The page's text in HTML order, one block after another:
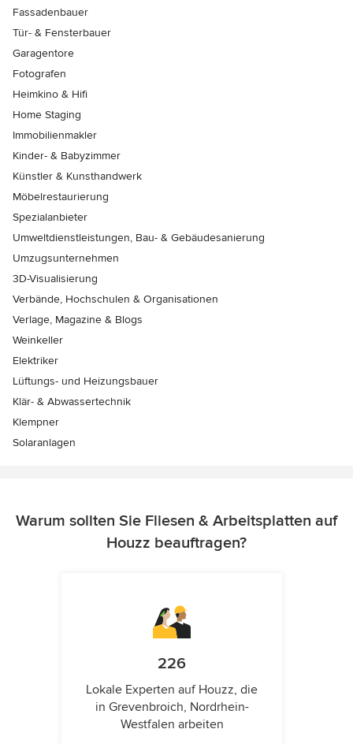
Fassadenbauer
Tür- & Fensterbauer
Garagentore
Fotografen
Heimkino & Hifi
Home Staging
Immobilienmakler
Kinder- & Babyzimmer
Künstler & Kunsthandwerk
Möbelrestaurierung
Spezialanbieter
Umweltdienstleistungen, Bau- & Gebäudesanierung
Umzugsunternehmen
3D-Visualisierung
Verbände, Hochschulen & Organisationen
Verlage, Magazine & Blogs
Weinkeller
Elektriker
Lüftungs- und Heizungsbauer
Klär- & Abwassertechnik
Klempner
Solaranlagen
Warum sollten Sie Fliesen & Arbeitsplatten auf
Houzz beauftragen?
226
Lokale Experten auf Houzz, die
in Grevenbroich, Nordrhein-
Westfalen arbeiten